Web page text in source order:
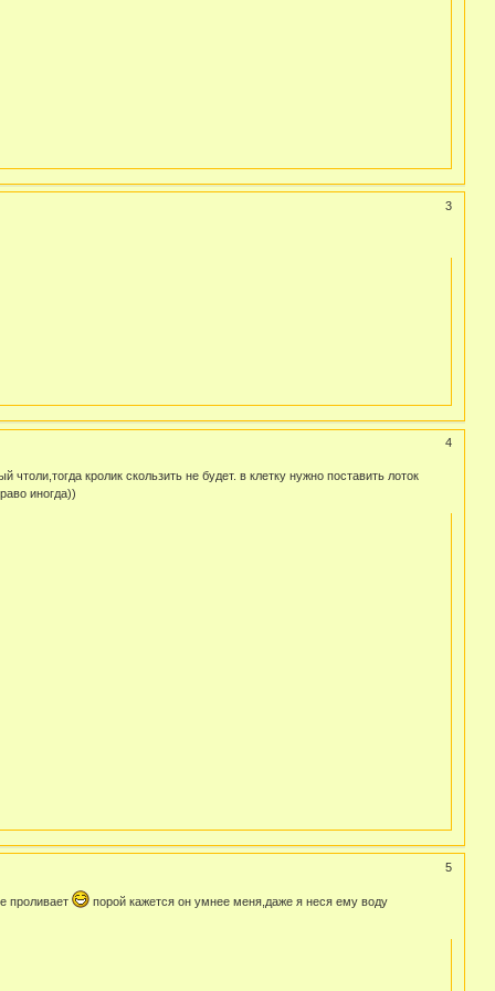
3
4
кролик скользить не будет. в клетку нужно поставить лоток
иногда))
5
проливает порой кажется он умнее меня,даже я неся ему воду